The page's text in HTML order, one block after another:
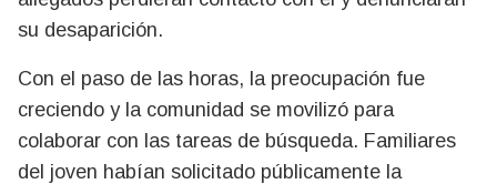
su desaparición.
Con el paso de las horas, la preocupación fue
creciendo y la comunidad se movilizó para
colaborar con las tareas de búsqueda. Familiares
del joven habían solicitado públicamente la